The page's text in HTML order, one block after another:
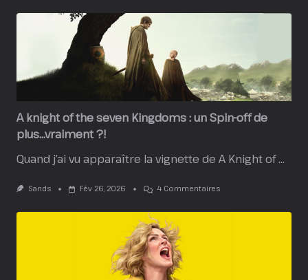
A knight of the seven Kingdoms : un Spin-off de
plus…vraiment ?!
Quand j’ai vu apparaître la vignette de A Knight of...
Sands Fév 26, 2026 4 CommentairesSur